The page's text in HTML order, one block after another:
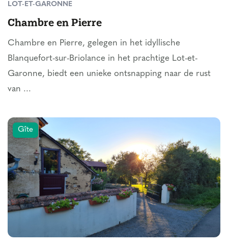
LOT-ET-GARONNE
Chambre en Pierre
Chambre en Pierre, gelegen in het idyllische
Blanquefort-sur-Briolance in het prachtige Lot-et-
Garonne, biedt een unieke ontsnapping naar de rust
van ...
Gîte